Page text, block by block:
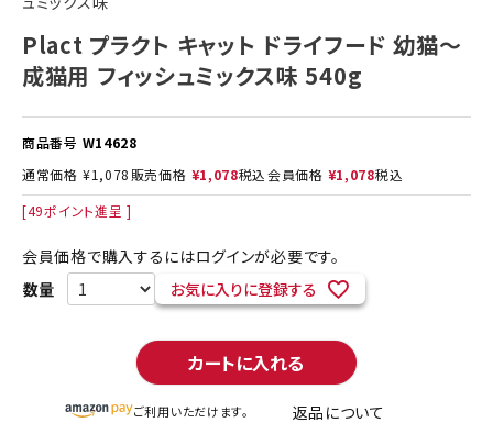
Plact プラクト キャット ドライフード 幼猫～
成猫用 フィッシュミックス味 540g
商品番号 W14628
通常価格 ¥1,078 販売価格 ¥1,078税込会員価格 ¥1,078税込
[49ポイント進呈 ]
会員価格で購入するにはログインが必要です。
お気に入りに登録する
カートに入れる
ご利用いただけます。 返品について